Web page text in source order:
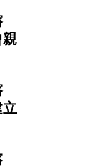
親